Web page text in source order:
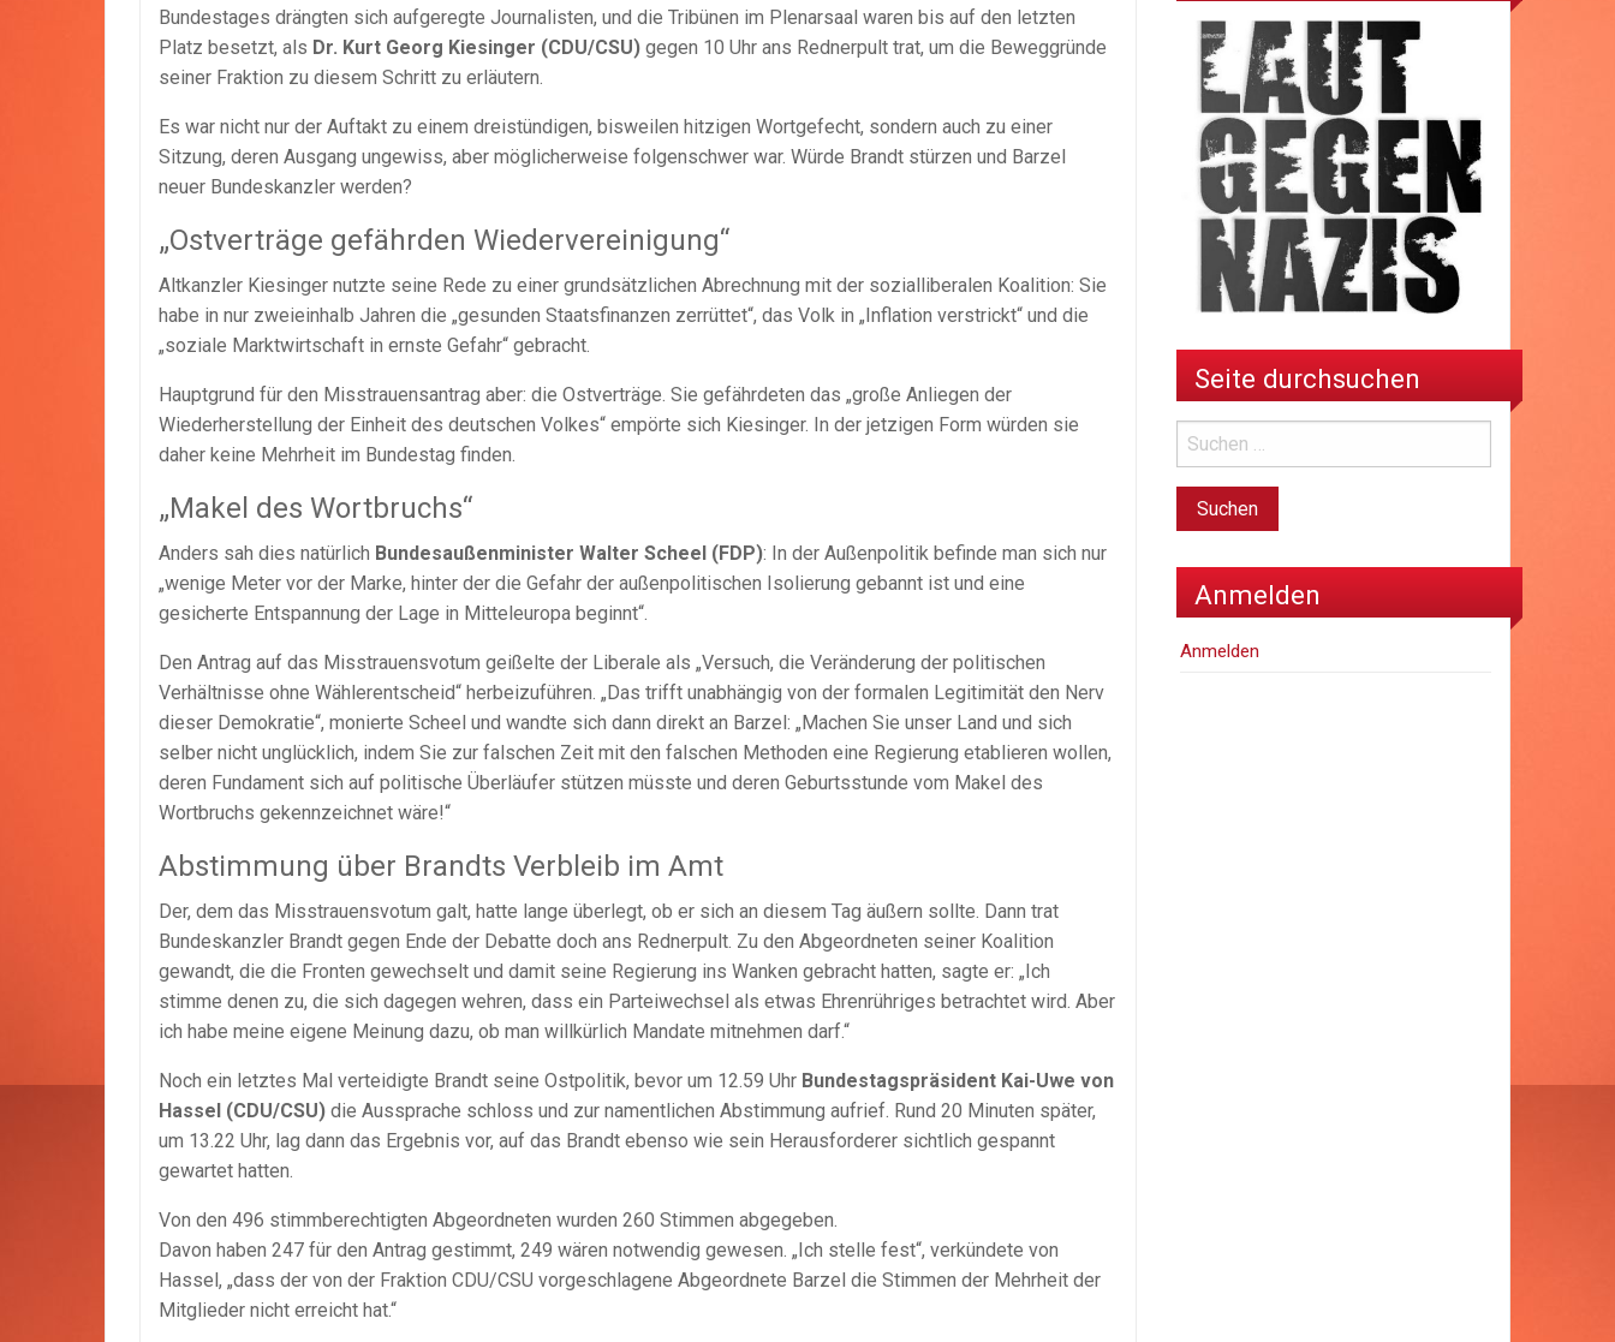
Bundestages drängten sich aufgeregte Journalisten, und die Tribünen im Plenarsaal waren bis auf den letzten
Platz besetzt, als Dr. Kurt Georg Kiesinger (CDU/CSU) gegen 10 Uhr ans Rednerpult trat, um die Beweggründe
seiner Fraktion zu diesem Schritt zu erläutern.
Es war nicht nur der Auftakt zu einem dreistündigen, bisweilen hitzigen Wortgefecht, sondern auch zu einer
Sitzung, deren Ausgang ungewiss, aber möglicherweise folgenschwer war. Würde Brandt stürzen und Barzel
neuer Bundeskanzler werden?
„Ostverträge gefährden Wiedervereinigung“
Altkanzler Kiesinger nutzte seine Rede zu einer grundsätzlichen Abrechnung mit der sozialliberalen Koalition: Sie
habe in nur zweieinhalb Jahren die „gesunden Staatsfinanzen zerrüttet“, das Volk in „Inflation verstrickt“ und die
„soziale Marktwirtschaft in ernste Gefahr“ gebracht.
Hauptgrund für den Misstrauensantrag aber: die Ostverträge. Sie gefährdeten das „große Anliegen der
Wiederherstellung der Einheit des deutschen Volkes“ empörte sich Kiesinger. In der jetzigen Form würden sie
daher keine Mehrheit im Bundestag finden.
„Makel des Wortbruchs“
Anders sah dies natürlich Bundesaußenminister Walter Scheel (FDP): In der Außenpolitik befinde man sich nur
„wenige Meter vor der Marke, hinter der die Gefahr der außenpolitischen Isolierung gebannt ist und eine
gesicherte Entspannung der Lage in Mitteleuropa beginnt“.
Den Antrag auf das Misstrauensvotum geißelte der Liberale als „Versuch, die Veränderung der politischen
Verhältnisse ohne Wählerentscheid“ herbeizuführen. „Das trifft unabhängig von der formalen Legitimität den Nerv
dieser Demokratie“, monierte Scheel und wandte sich dann direkt an Barzel: „Machen Sie unser Land und sich
selber nicht unglücklich, indem Sie zur falschen Zeit mit den falschen Methoden eine Regierung etablieren wollen,
deren Fundament sich auf politische Überläufer stützen müsste und deren Geburtsstunde vom Makel des
Wortbruchs gekennzeichnet wäre!“
Abstimmung über Brandts Verbleib im Amt
Der, dem das Misstrauensvotum galt, hatte lange überlegt, ob er sich an diesem Tag äußern sollte. Dann trat
Bundeskanzler Brandt gegen Ende der Debatte doch ans Rednerpult. Zu den Abgeordneten seiner Koalition
gewandt, die die Fronten gewechselt und damit seine Regierung ins Wanken gebracht hatten, sagte er: „Ich
stimme denen zu, die sich dagegen wehren, dass ein Parteiwechsel als etwas Ehrenrühriges betrachtet wird. Aber
ich habe meine eigene Meinung dazu, ob man willkürlich Mandate mitnehmen darf.“
Noch ein letztes Mal verteidigte Brandt seine Ostpolitik, bevor um 12.59 Uhr Bundestagspräsident Kai-Uwe von
Hassel (CDU/CSU) die Aussprache schloss und zur namentlichen Abstimmung aufrief. Rund 20 Minuten später,
um 13.22 Uhr, lag dann das Ergebnis vor, auf das Brandt ebenso wie sein Herausforderer sichtlich gespannt
gewartet hatten.
Von den 496 stimmberechtigten Abgeordneten wurden 260 Stimmen abgegeben.
Davon haben 247 für den Antrag gestimmt, 249 wären notwendig gewesen. „Ich stelle fest“, verkündete von
Hassel, „dass der von der Fraktion CDU/CSU vorgeschlagene Abgeordnete Barzel die Stimmen der Mehrheit der
Mitglieder nicht erreicht hat.“
Seite durchsuchen
Anmelden
Anmelden